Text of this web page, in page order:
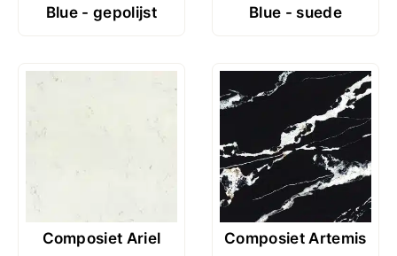
Blue - gepolijst
Blue - suede
Composiet Ariel Composiet Artemis